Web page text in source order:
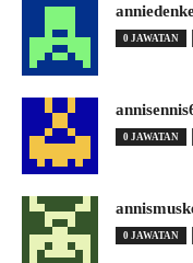
0 JAWATAN
0 JAWATAN
0 JAWATAN